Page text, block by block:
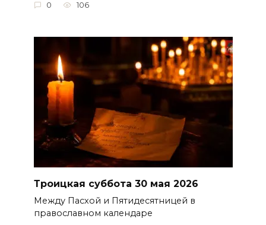
0 106
Троицкая суббота 30 мая 2026
Между Пасхой и Пятидесятницей в
православном календаре